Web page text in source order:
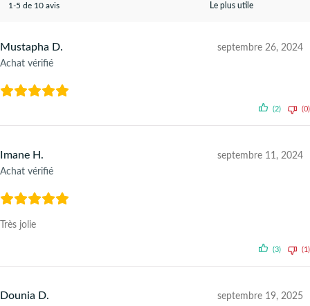
1-5 de 10 avis
Mustapha D.
Achat vérifié
septembre 26, 2024
(2) (0)
Imane H.
Achat vérifié
septembre 11, 2024
Très jolie
(3) (1)
Dounia D. septembre 19, 2025